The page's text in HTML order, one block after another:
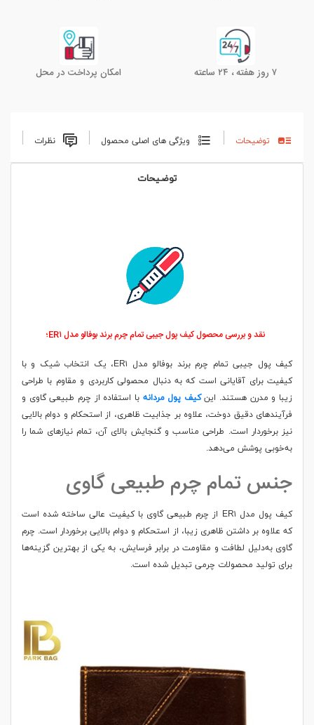
۷ روز هفته ، ۲۴ ساعته امکان پرداخت در محل
توضیحات ویژگی های اصلی محصول نظرات
توضیحات
نقد و بررسی محصول کیف پول جیبی تمام چرم برند بوفالو مدل ER۱؛
کیف پول جیبی تمام چرم برند بوفالو مدل ER۱، یک انتخاب شیک و با
کیفیت برای آقایانی است که به دنبال محصولی کاربردی و مقاوم با طراحی
زیبا و مدرن هستند. اینکیف پول مردانهبا استفاده از چرم طبیعی گاوی و
فرآیندهای دقیق دوخت، علاوه بر جذابیت ظاهری، از استحکام و دوام بالایی
نیز برخوردار است. طراحی مناسب و گنجایش بالای آن، تمام نیازهای شما را
به‌خوبی پوشش می‌دهد.
جنس تمام چرم طبیعی گاوی
کیف پول مدل ER۱ از چرم طبیعی گاوی با کیفیت عالی ساخته شده است
که علاوه بر داشتن ظاهری زیبا، از استحکام و دوام بالایی برخوردار است. چرم
گاوی به‌دلیل لطافت و مقاومت در برابر فرسایش، به یکی از بهترین گزینه‌ها
برای تولید محصولات چرمی تبدیل شده است.